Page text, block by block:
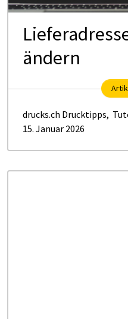
ändern
drucks.ch Drucktipps,
15. Januar 2026